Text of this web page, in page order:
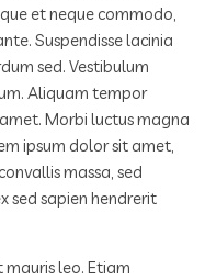
et neque commodo,
Suspendisse lacinia
sed. Vestibulum
Aliquam tempor
Morbi luctus magna
ipsum dolor sit amet,
massa, sed
sed sapien hendrerit
leo. Etiam